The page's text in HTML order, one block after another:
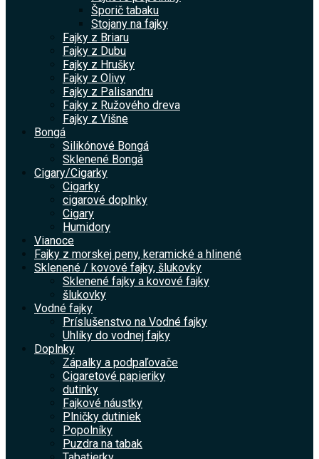
Šporič tabaku
Stojany na fajky
Fajky z Briaru
Fajky z Dubu
Fajky z Hrušky
Fajky z Olivy
Fajky z Palisandru
Fajky z Ružového dreva
Fajky z Višne
Bongá
Silikónové Bongá
Sklenené Bongá
Cigary/Cigarky
Cigarky
cigarové doplnky
Cigary
Humidory
Vianoce
Fajky z morskej peny, keramické a hlinené
Sklenené / kovové fajky, šlukovky
Sklenené fajky a kovové fajky
šlukovky
Vodné fajky
Príslušenstvo na Vodné fajky
Uhlíky do vodnej fajky
Doplnky
Zápalky a podpaľovače
Cigaretové papieriky
dutinky
Fajkové náustky
Plničky dutiniek
Popolníky
Puzdra na tabak